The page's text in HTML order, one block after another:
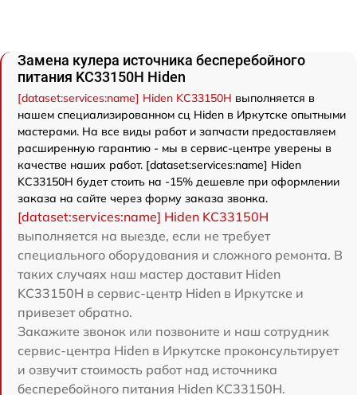
Замена кулера источника бесперебойного
питания KC33150H Hiden
[dataset:services:name] Hiden KC33150H выполняется в
нашем специализированном сц Hiden в Иркутске опытными
мастерами. На все виды работ и запчасти предоставляем
расширенную гарантию - мы в сервис-центре уверены в
качестве наших работ. [dataset:services:name] Hiden
KC33150H будет стоить на -15% дешевле при оформлении
заказа на сайте через форму заказа звонка.
[dataset:services:name] Hiden KC33150H
выполняется на выезде, если не требует
специального оборудования и сложного ремонта. В
таких случаях наш мастер доставит Hiden
KC33150H в сервис-центр Hiden в Иркутске и
привезет обратно.
Закажите звонок или позвоните и наш сотрудник
сервис-центра Hiden в Иркутске проконсультирует
и озвучит стоимость работ над источника
бесперебойного питания Hiden KC33150H.